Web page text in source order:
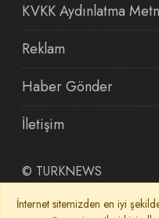
KVKK Aydınlatma
Reklam
Haber Gönder
İletişim
© TURKNEWS
İnternet sitemizden en iyi